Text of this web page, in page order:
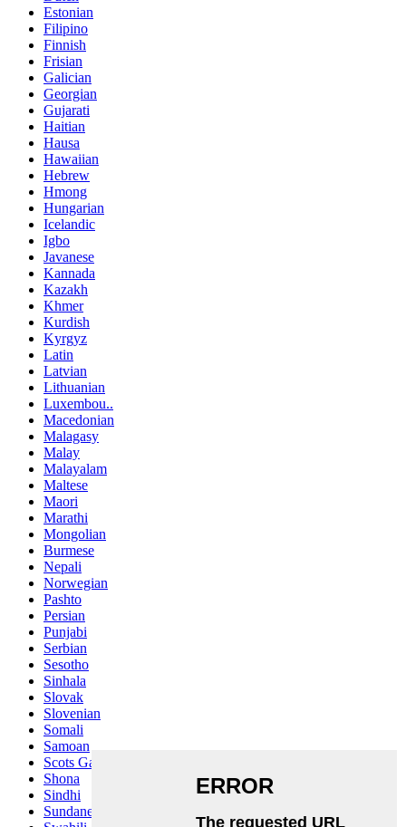
Estonian
Filipino
Finnish
Frisian
Galician
Georgian
Gujarati
Haitian
Hausa
Hawaiian
Hebrew
Hmong
Hungarian
Icelandic
Igbo
Javanese
Kannada
Kazakh
Khmer
Kurdish
Kyrgyz
Latin
Latvian
Lithuanian
Luxembou..
Macedonian
Malagasy
Malay
Malayalam
Maltese
Maori
Marathi
Mongolian
Burmese
Nepali
Norwegian
Pashto
Persian
Punjabi
Serbian
Sesotho
Sinhala
Slovak
Slovenian
Somali
Samoan
Scots Gaelic
Shona
Sindhi
Sundanese